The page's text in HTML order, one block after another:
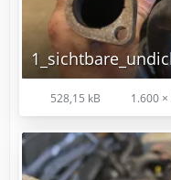
528,15 kB 1.600